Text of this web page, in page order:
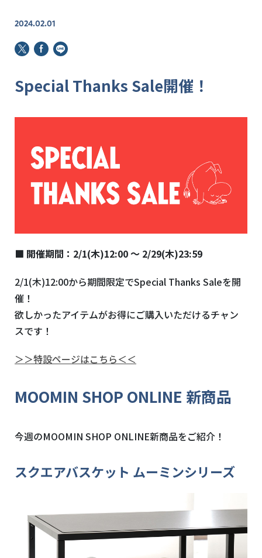
2024.02.01
Special Thanks Sale開催！
■ 開催期間：2/1(木)12:00 ～ 2/29(木)23:59
2/1(木)12:00から期間限定でSpecial Thanks Saleを開
催！
欲しかったアイテムがお得にご購入いただけるチャン
スです！
＞＞特設ページはこちら＜＜
MOOMIN SHOP ONLINE 新商品
今週のMOOMIN SHOP ONLINE新商品をご紹介！
スクエアバスケット ムーミンシリーズ